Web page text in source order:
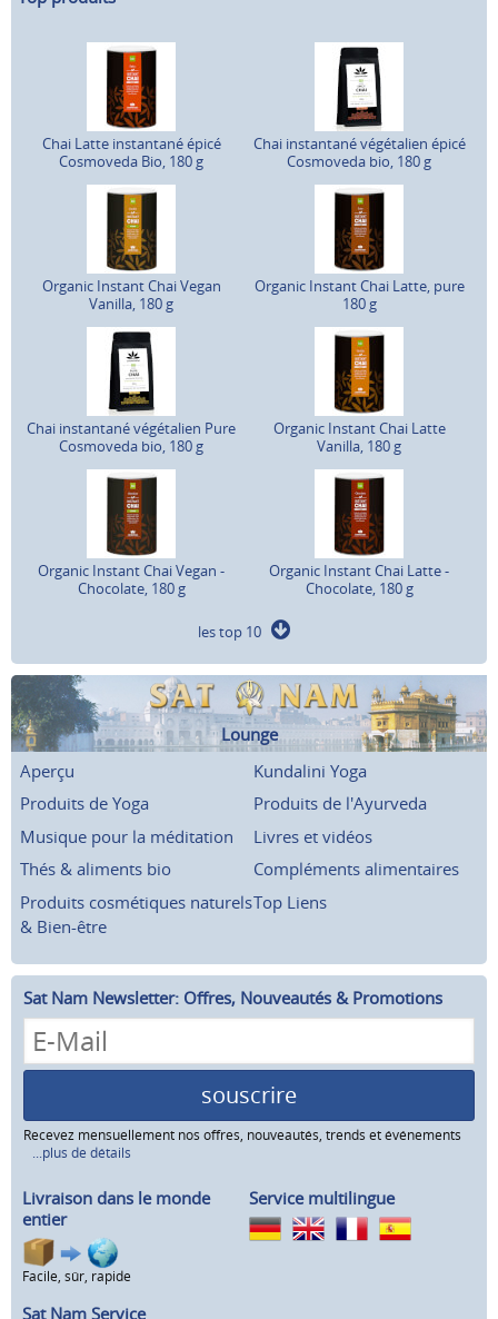
Chai Latte instantané épicé
Cosmoveda Bio, 180 g
Chai instantané végétalien épicé
Cosmoveda bio, 180 g
Organic Instant Chai Vegan
Vanilla, 180 g
Organic Instant Chai Latte, pure
180 g
Chai instantané végétalien Pure
Cosmoveda bio, 180 g
Organic Instant Chai Latte
Vanilla, 180 g
Organic Instant Chai Vegan -
Chocolate, 180 g
Organic Instant Chai Latte -
Chocolate, 180 g
les top 10
Lounge
Aperçu
Kundalini Yoga
Produits de Yoga
Produits de l'Ayurveda
Musique pour la méditation
Livres et vidéos
Thés & aliments bio
Compléments alimentaires
Produits cosmétiques naturels
& Bien-être
Top Liens
Sat Nam Newsletter: Offres, Nouveautés & Promotions
souscrire
Recevez mensuellement nos offres, nouveautés, trends et événements
...plus de détails
Livraison dans le monde
entier
Facile, sûr, rapide
Service multilingue
Sat Nam Service